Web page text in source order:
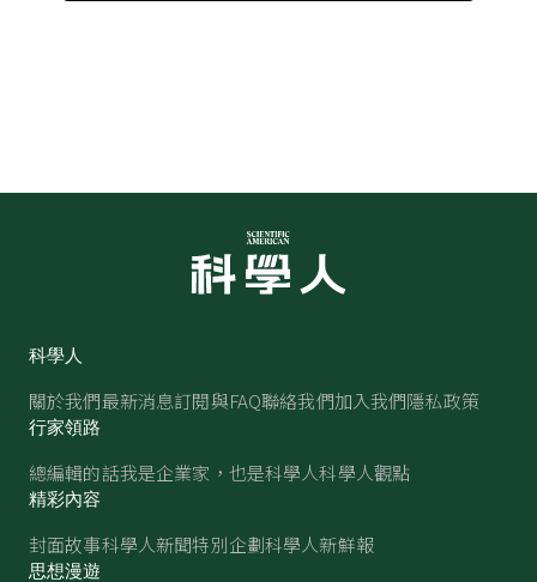
科學人
關於我們最新消息訂閱與FAQ聯絡我們加入我們隱私政策
行家領路
總編輯的話我是企業家，也是科學人科學人觀點
精彩內容
封面故事科學人新聞特別企劃科學人新鮮報
思想漫遊